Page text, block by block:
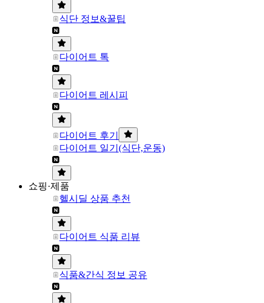
식단 정보&꿀팁
다이어트 톡
다이어트 레시피
다이어트 후기
다이어트 일기(식단,운동)
쇼핑·제품
헬시딜 상품 추천
다이어트 식품 리뷰
식품&간식 정보 공유